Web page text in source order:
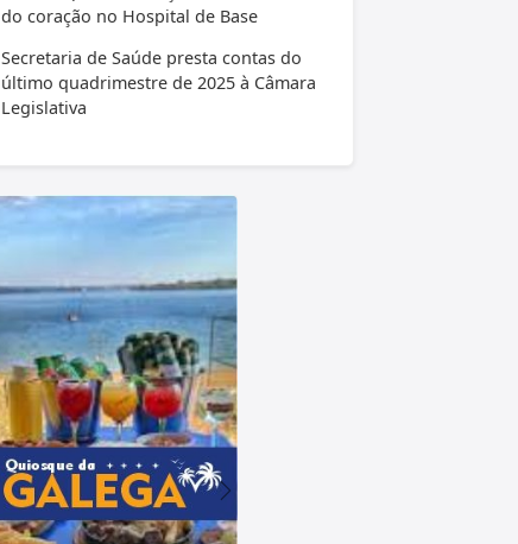
do coração no Hospital de Base
Secretaria de Saúde presta contas do
último quadrimestre de 2025 à Câmara
Legislativa